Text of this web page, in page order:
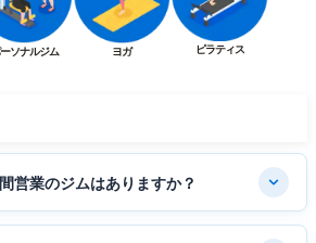
ソナルジム ヨガ ピラティス
営業のジムはありますか？